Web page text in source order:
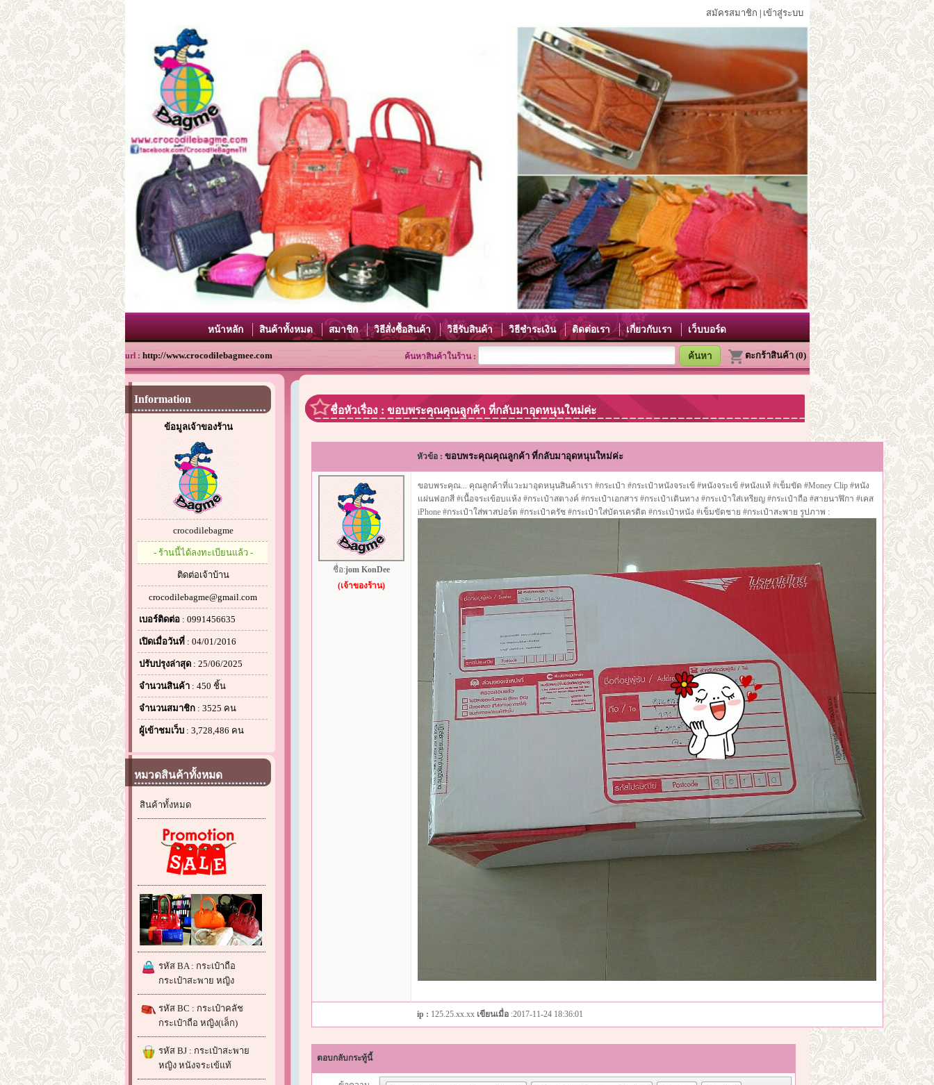
สมัครสมาชิก เข้าสู่ระบบ
หน้าหลัก สินค้าทั้งหมด สมาชิก วิธีสั่งซื้อสินค้า วิธีรับสินค้า วิธีชำระเงิน ติดต่อเรา เกี่ยวกับเรา เว็บบอร์ด
ตะกร้าสินค้า (0)
url : http://www.crocodilebagmee.com ค้นหาสินค้าในร้าน :
Information
ข้อมูลเจ้าของร้าน
crocodilebagme
- ร้านนี้ได้ลงทะเบียนแล้ว -
ติดต่อเจ้าบ้าน
crocodilebagme@gmail.com
เบอร์ติดต่อ: 0991456635
เปิดเมื่อวันที่: 04/01/2016
ปรับปรุงล่าสุด: 25/06/2025
จำนวนสินค้า: 450 ชิ้น
จำนวนสมาชิก: 3525 คน
ผู้เข้าชมเว็บ: 3,728,486 คน
หมวดสินค้าทั้งหมด
สินค้าทั้งหมด
รหัส BA : กระเป๋าถือ
กระเป๋าสะพาย หญิง
รหัส BC : กระเป๋าคลัช
กระเป๋าถือ หญิง(เล็ก)
รหัส BJ : กระเป๋าสะพาย
หญิง หนังจระเข้แท้
ชื่อหัวเรื่อง : ขอบพระคุณคุณลูกค้า ที่กลับมาอุดหนุนใหม่ค่ะ
หัวข้อ : ขอบพระคุณคุณลูกค้า ที่กลับมาอุดหนุนใหม่ค่ะ
ชื่อ:jom KonDee
(เจ้าของร้าน)
ขอบพระคุณ... คุณลูกค้าที่แวะมาอุดหนุนสินค้าเรา #กระเป๋า #กระเป๋าหนังจระเข้ #หนังจระเข้ #หนังแท้ #เข็มขัด #Money Clip #หนัง
แผ่นฟอกสี #เนื้อจระเข้อบแห้ง #กระเป๋าสตางค์ #กระเป๋าเอกสาร #กระเป๋าเดินทาง #กระเป๋าใส่เหรียญ #กระเป๋าถือ #สายนาฬิกา #เคส
iPhone #กระเป๋าใส่พาสปอร์ต #กระเป๋าครัช #กระเป๋าใส่บัตรเครดิต #กระเป๋าหนัง #เข็มขัดชาย #กระเป๋าสะพาย รูปภาพ :
ip : 125.25.xx.xx เขียนเมื่อ:2017-11-24 18:36:01
ตอบกลับกระทู้นี้